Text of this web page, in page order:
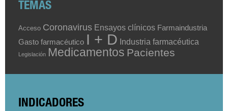
TEMAS
Acceso Coronavirus Ensayos clínicos Farmaindustria
Gasto farmacéutico I + D Industria farmacéutica
Legislación Medicamentos Pacientes
INDICADORES